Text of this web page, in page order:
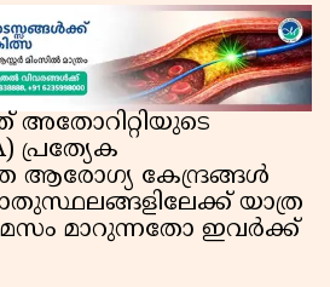
പ്രത്യേക
ആരോഗ്യ കേന്ദ്രങ്ങൾ
യാത്ര
മാറുന്നതോ ഇവർക്ക്